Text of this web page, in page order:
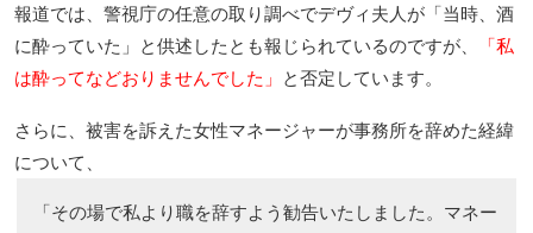
報道では、警視庁の任意の取り調べでデヴィ夫人が「当時、酒
に酔っていた」と供述したとも報じられているのですが、
「私
は酔ってなどおりませんでした」
と否定しています。
さらに、被害を訴えた女性マネージャーが事務所を辞めた経緯
について、
「その場で私より職を辞すよう勧告いたしました。マネー